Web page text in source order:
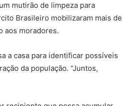
mutirão de limpeza para
Brasileiro mobilizaram mais de
aos moradores.
a casa para identificar possíveis
da população. “Juntos,